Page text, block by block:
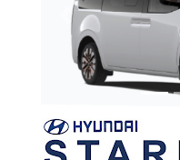
Previous